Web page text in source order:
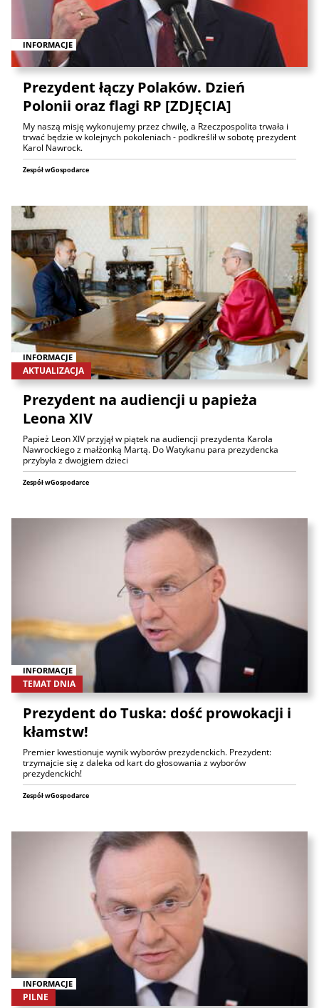
INFORMACJE
Prezydent łączy Polaków. Dzień
Polonii oraz flagi RP [ZDJĘCIA]
My naszą misję wykonujemy przez chwilę, a Rzeczpospolita trwała i
trwać będzie w kolejnych pokoleniach - podkreślił w sobotę prezydent
Karol Nawrock.
Zespół wGospodarce
INFORMACJE
AKTUALIZACJA
Prezydent na audiencji u papieża
Leona XIV
Papież Leon XIV przyjął w piątek na audiencji prezydenta Karola
Nawrockiego z małżonką Martą. Do Watykanu para prezydencka
przybyła z dwojgiem dzieci
Zespół wGospodarce
INFORMACJE
TEMAT DNIA
Prezydent do Tuska: dość prowokacji i
kłamstw!
Premier kwestionuje wynik wyborów prezydenckich. Prezydent:
trzymajcie się z daleka od kart do głosowania z wyborów
prezydenckich!
Zespół wGospodarce
INFORMACJE
PILNE